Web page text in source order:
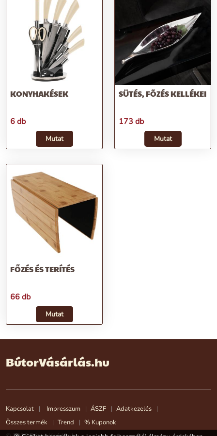
KONYHAKÉSEK
6 db
Mutat
SÜTÉS, FÕZÉS KELLÉKEI
173 db
Mutat
FŐZÉS ÉS TERÍTÉS
66 db
Mutat
BútorVásárlás.hu
Kapcsolat Impresszum ÁSZF
Adatkezelés
Összes termék
Trend
% Kuponok